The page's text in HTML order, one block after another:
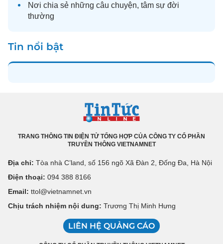
Nơi chia sẻ những câu chuyện, tâm sự đời
thường
Tin nổi bật
TRANG THÔNG TIN ĐIỆN TỬ TỔNG HỢP CỦA CÔNG TY CỔ PHẦN
TRUYỀN THÔNG VIETNAMNET
Địa chỉ: Tòa nhà C’land, số 156 ngõ Xã Đàn 2, Đống Đa, Hà Nội
Điện thoại: 094 388 8166
Email: ttol@vietnamnet.vn
Chịu trách nhiệm nội dung: Trương Thị Minh Hưng
LIÊN HỆ QUẢNG CÁO